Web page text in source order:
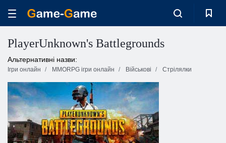
PlayerUnknown's Battlegrounds
Альтернативні назви:
Ігри онлайн MMORPG ігри онлайн Військові Стрілялки